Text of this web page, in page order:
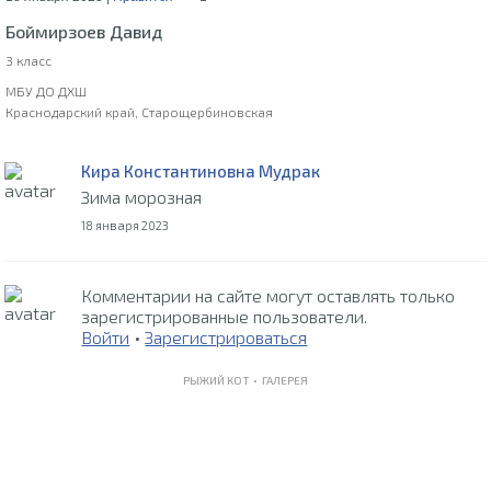
Боймирзоев Давид
3 класс
МБУ ДО ДХШ
Краснодарский край, Старощербиновская
Кира Константиновна Мудрак
Зима морозная
18 января 2023
Комментарии на сайте могут оставлять только
зарегистрированные пользователи.
Войти •Зарегистрироваться
РЫЖИЙ КОТ • ГАЛЕРЕЯ